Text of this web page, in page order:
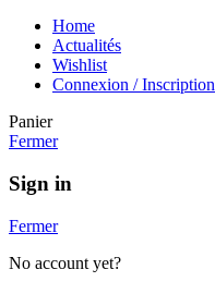
Home
Actualités
Wishlist
Connexion / Inscription
Panier
Fermer
Sign in
Fermer
No account yet?